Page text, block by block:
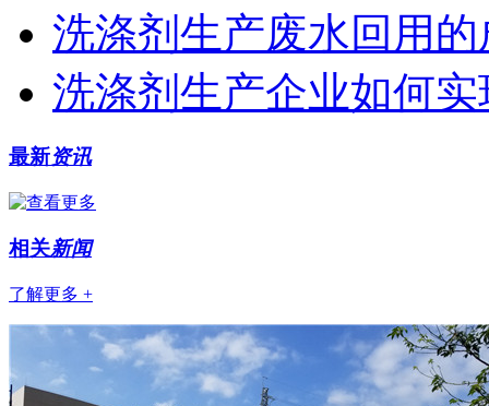
洗涤剂生产废水回用
洗涤剂生产企业如何
最新资讯
相关新闻
了解更多 +